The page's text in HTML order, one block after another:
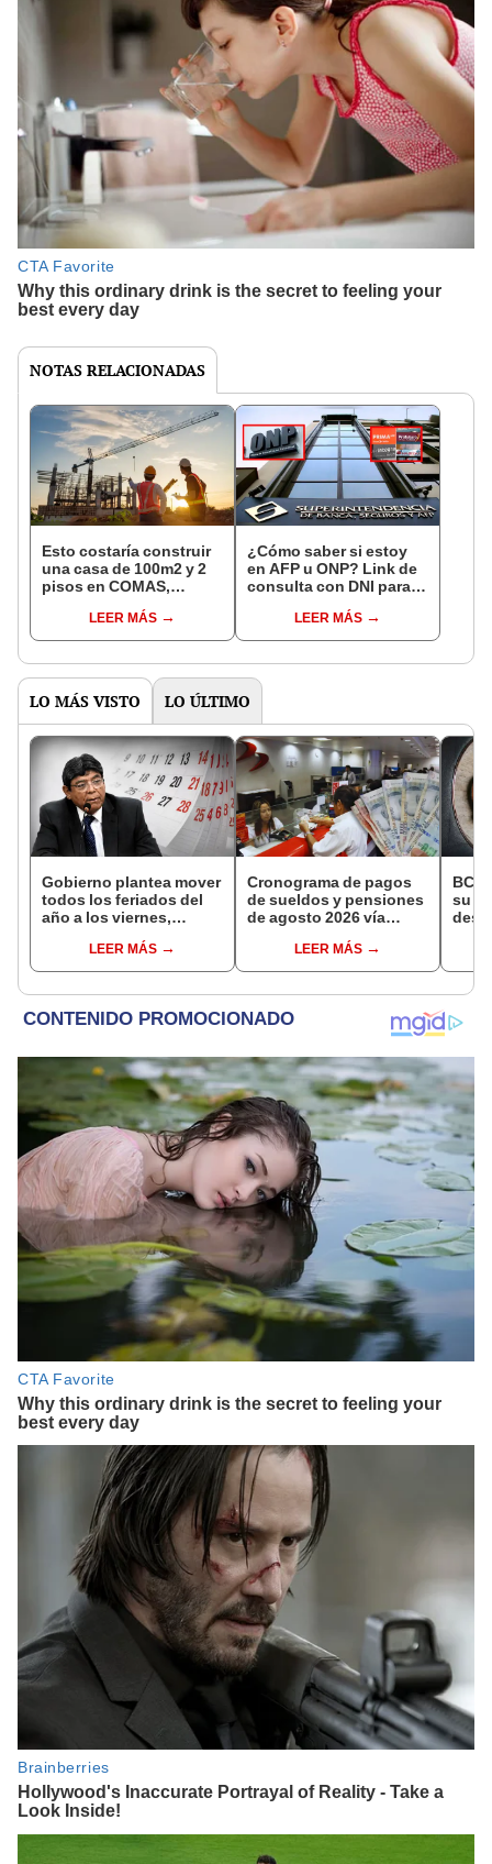
NOTAS RELACIONADAS
Esto costaría construir
una casa de 100m2 y 2
pisos en COMAS,
distritos de LIMA
NORTE
LEER MÁS
¿Cómo saber si estoy
en AFP u ONP? Link de
consulta con DNI para
pensiones estás
LEER MÁS
LO MÁS VISTO LO ÚLTIMO
Gobierno plantea mover
todos los feriados del
año a los viernes,
Navidad y Año Nuevo
LEER MÁS
Cronograma de pagos
de sueldos y pensiones
de agosto 2026 vía
conoce las fechas de
depósito
LEER MÁS
BCR
su